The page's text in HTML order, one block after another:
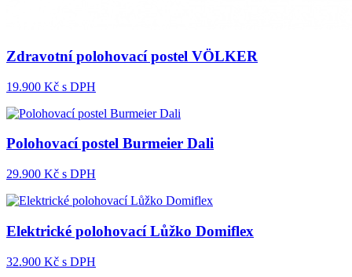
Zdravotní polohovací postel VÖLKER
19.900 Kč s DPH
Polohovací postel Burmeier Dali
29.900 Kč s DPH
Elektrické polohovací Lůžko Domiflex
32.900 Kč s DPH